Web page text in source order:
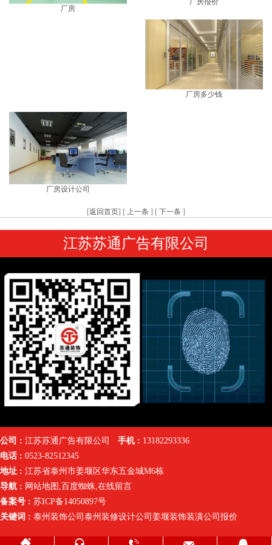
厂房
厂房报价
厂房多少钱
厂房设计公司
[返回首页] [ 上一条 ] [ 下一条 ]
江苏苏通广告有限公司
公司 : 江苏苏通广告有限公司 手机 : 13182293336
电话 : 0523-82512345
地址 : 江苏省泰州市姜堰区华东五金城M6栋
导航 : 网站地图 ,百度蜘蛛,在线留言
备案号 : 苏ICP备14050897号
关键词 : 泰州装饰公司 泰州装修设计公司 姜堰装饰装潢公司报价